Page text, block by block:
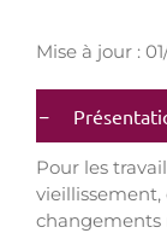
Mise à jour :
Pour les
changements